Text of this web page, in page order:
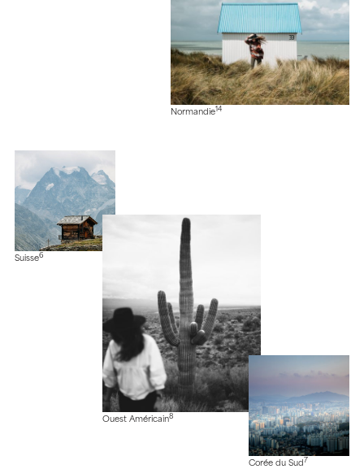
Normandie14
Suisse6
Ouest Américain8
Corée du Sud 7